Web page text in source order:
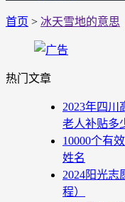
首页 > 冰天雪地的意思
热门文章
2023年四川
老人补贴多
10000个有
姓名
2024阳光志
程）